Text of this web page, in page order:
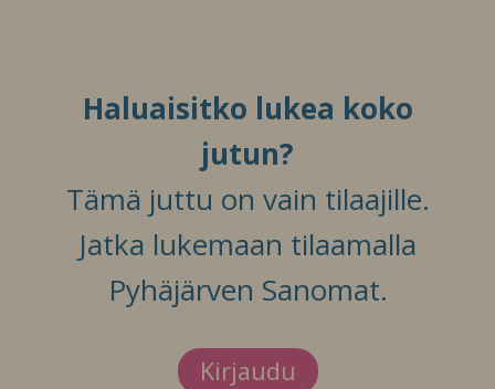
Haluaisitko lukea koko
jutun?
Tämä juttu on vain tilaajille.
Jatka lukemaan tilaamalla
Pyhäjärven Sanomat.
Kirjaudu